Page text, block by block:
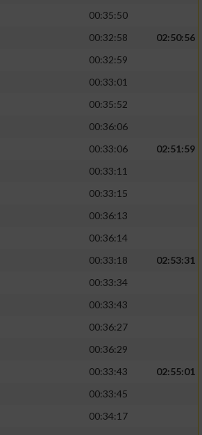
00:35:50
00:32:58
02:50:56
00:32:59
00:33:01
00:35:52
00:36:06
00:33:06
02:51:59
00:33:11
00:33:15
00:36:13
00:36:14
00:33:18
02:53:31
00:33:34
00:33:43
00:36:27
00:36:29
00:33:43
02:55:01
00:33:45
00:34:17